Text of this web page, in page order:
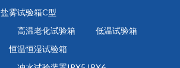
盐雾试验箱C型
高温老化试验箱
低温试验箱
恒温恒湿试验箱